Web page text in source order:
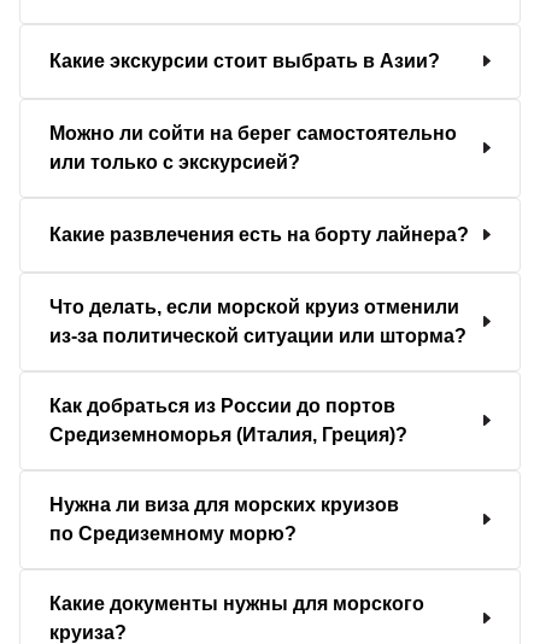
Какие экскурсии стоит выбрать в Азии?
Можно ли сойти на берег самостоятельно
или только с экскурсией?
Какие развлечения есть на борту лайнера?
Что делать, если морской круиз отменили
из-за политической ситуации или шторма?
Как добраться из России до портов
Средиземноморья (Италия, Греция)?
Нужна ли виза для морских круизов
по Средиземному морю?
Какие документы нужны для морского
круиза?